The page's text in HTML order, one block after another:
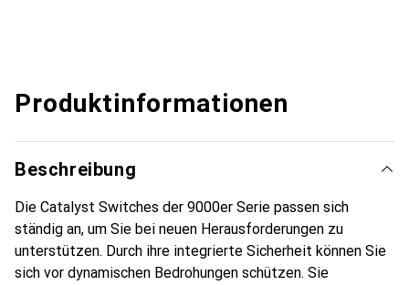
Produktinformationen
Beschreibung
Die Catalyst Switches der 9000er Serie passen sich
ständig an, um Sie bei neuen Herausforderungen zu
unterstützen. Durch ihre integrierte Sicherheit können Sie
sich vor dynamischen Bedrohungen schützen. Sie